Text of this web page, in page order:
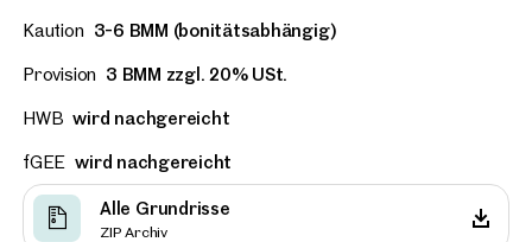
Kaution 3-6 BMM (bonitätsabhängig)
Provision 3 BMM zzgl. 20% USt.
HWB wird nachgereicht
fGEE wird nachgereicht
Alle Grundrisse
ZIP Archiv